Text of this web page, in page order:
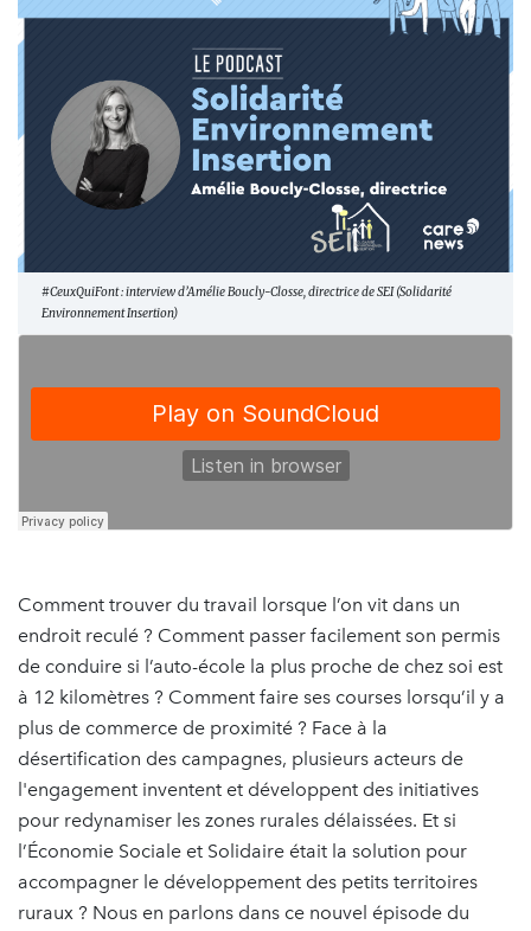
#CeuxQuiFont : interview d’Amélie Boucly-Closse, directrice de SEI (Solidarité
Environnement Insertion)
Comment trouver du travail lorsque l’on vit dans un
endroit reculé ? Comment passer facilement son permis
de conduire si l’auto-école la plus proche de chez soi est
à 12 kilomètres ? Comment faire ses courses lorsqu’il y a
plus de commerce de proximité ? Face à la
désertification des campagnes, plusieurs acteurs de
l'engagement inventent et développent des initiatives
pour redynamiser les zones rurales délaissées. Et si
l’Économie Sociale et Solidaire était la solution pour
accompagner le développement des petits territoires
ruraux ? Nous en parlons dans ce nouvel épisode du